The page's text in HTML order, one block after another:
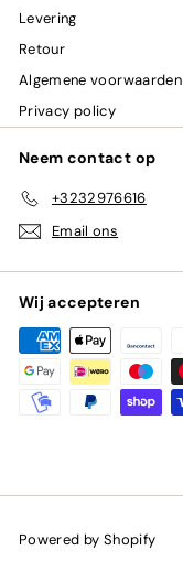
Levering
Retour
Algemene voorwaarden
Privacy policy
Neem contact op
+3232976616
Email ons
Wij accepteren
Powered by Shopify